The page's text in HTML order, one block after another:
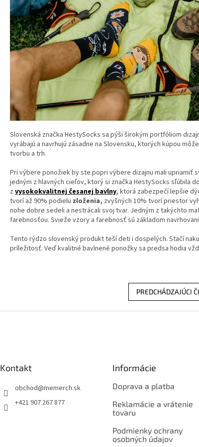
Slovenská značka HestySocks sa pýši širokým portfóliom
vyrábajú a navrhujú zásadne na Slovensku, ktorých kúpou
tvorbu a trh.
Pri výbere ponožiek by ste popri výbere dizajnu mali upriamiť
jedným z hlavných cieľov, ktorý si značka HestySocks sľúbila
z vysokokvalitnej česanej bavlny, ktorá zabezpečí lepšie
tvorí až 90% podielu zloženia, zvyšných 10% tvorí priestor
nohe dobre sedeli a nestrácali svoj tvar. Jedným z takýchto
farebnosťou. Svieže vzory a farebnosť sú základom
Tento rýdzo slovenský produkt teší deti i dospelých. Stačí
príležitosť. Veď kvalitné bavlnené ponožky sa predsa hodia
PREDCHÁDZAJÚCI
Kontakt
obchod@memerch.sk
+421 907 267 877
Informácie
Doprava a platba
Reklamácie a vrátenie
tovaru
Podmienky ochrany
osobných údajov